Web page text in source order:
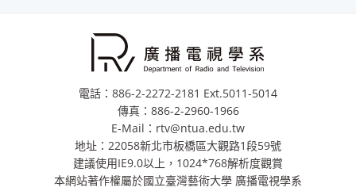
電話：886-2-2272-2181 Ext.5011-5014
傳真：886-2-2960-1966
E-Mail：rtv@ntua.edu.tw
地址：22058新北市板橋區大觀路1段59號
建議使用IE9.0以上，1024*768解析度觀賞
本網站著作權屬於國立臺灣藝術大學 廣播電視學系